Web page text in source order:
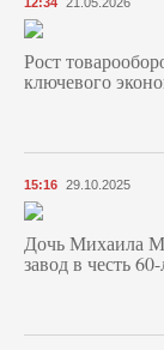
Рост
ключевого
15:16 29.10.2025
Дочь Михаила
завод в честь